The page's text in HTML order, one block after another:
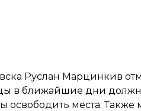
Руслан Марцинкив
в ближайшие дни
освободить места. Также